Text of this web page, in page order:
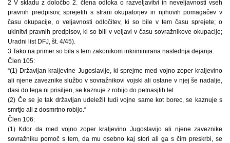
2 V skladu z določbo 2. člena odloka o razveljavitvi in neveljavnosti vseh
pravnih predpisov, sprejetih s strani okupatorjev in njihovih pomagačev v
času okupacije, o veljavnosti odločitev, ki so bile v tem času sprejete; o
ukinitvi pravnih predpisov, ki so bili v veljavi v času sovražnikove okupacije;
Uradni list DFJ, št. 4/45).
3 Tako na primer so bila s tem zakonikom inkriminirana naslednja dejanja:
Člen 105:
“(1) Državljan kraljevine Jugoslavije, ki sprejme med vojno zoper kraljevino
ali njene zaveznike službo v sovražnikovi vojski ali ostane v njej še nadalje,
dasi do tega ni prisiljen, se kaznuje z robijo do petnasjtih let.
(2) Če se je tak državljan udeležil tudi vojne same kot borec, se kaznuje s
smrtjo ali z dosmrtno robijo.“
Člen 106:
(1) Kdor da med vojno zoper kraljevino Jugoslavijo ali njene zaveznike
sovražniku pomoč s tem, da mu osebno kaj stori ali ga s čim preskrbi, se